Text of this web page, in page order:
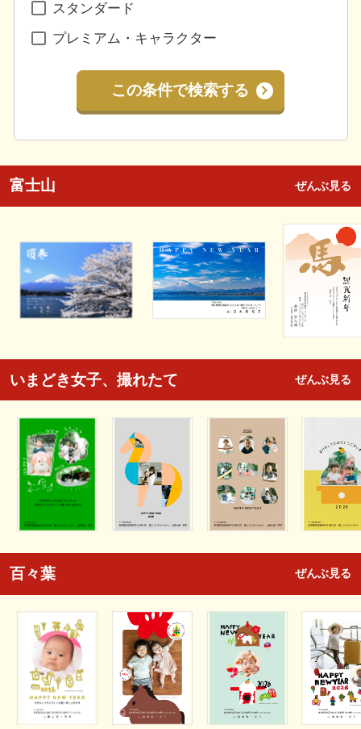
スタンダード
プレミアム・キャラクター
この条件で検索する
富士山 ぜんぶ見る
いまどき女子、撮れたて ぜんぶ見る
百々葉 ぜんぶ見る